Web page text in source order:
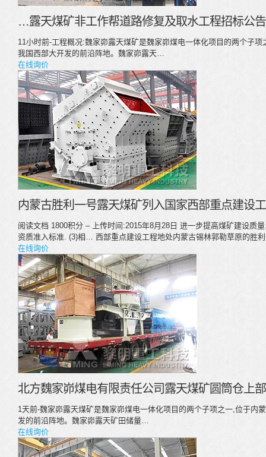
…露天煤矿非工作帮道路修复及取水工程招标公
11小时前-工程概况:魏家峁露天煤矿是魏家峁煤电一体化项目的两个子
我国西部大开发的前沿阵地。魏家峁露天…
在线询价
内蒙古胜利一号露天煤矿列入国家西部重点建设
阅读文档 1800积分 – 上传时间:2015年8月28日 进一步提高煤矿建设质
资质准入标准. (3)相… 西部重点建设工程地处内蒙古锡林郭勒草原的胜
在线询价
北方魏家峁煤电有限责任公司露天煤矿圆筒仓上
1天前-魏家峁露天煤矿是魏家峁煤电一体化项目的两个子项之一,位于内
发的前沿阵地。魏家峁露天矿田储量…
在线询价